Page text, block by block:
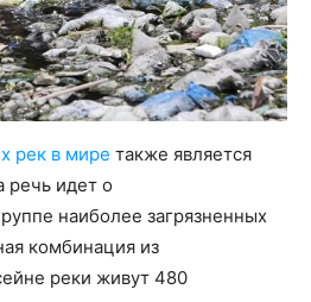
рек в мире также является
речь идет о
наиболее загрязненных
комбинация из
реки живут 480